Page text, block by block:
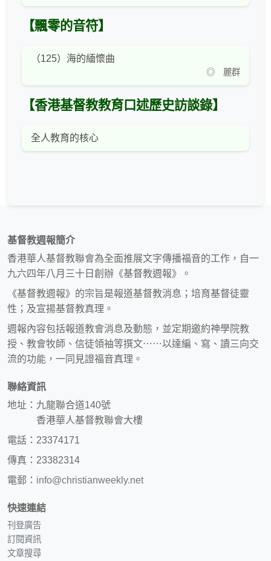
【飄零的音符】
（125）海的緬懷曲
◎ 麗群
【香港基督教教育口述歷史訪談錄】
全人教育的核心
基督教週報簡介
香港華人基督教聯會為全面推展文字傳播福音的工作，自一
九六四年八月三十日創辦《基督教週報》。
《基督教週報》的宗旨是報道基督教消息；培育基督徒靈
性；及宣揚基督教真理。
週報內容包括報道教會消息及動態，並定期邀約神學院教
授、教會牧師、信徒領袖等撰文⋯⋯以達編、寫、讀三向交
流的功能，一同見證福音真理。
聯絡資訊
地址：九龍聯合道140號
香港華人基督教聯會大樓
電話：23374171
傳真：23382314
電郵： info@christianweekly.net
快速連結
刊登廣告
訂閱資訊
文章搜尋